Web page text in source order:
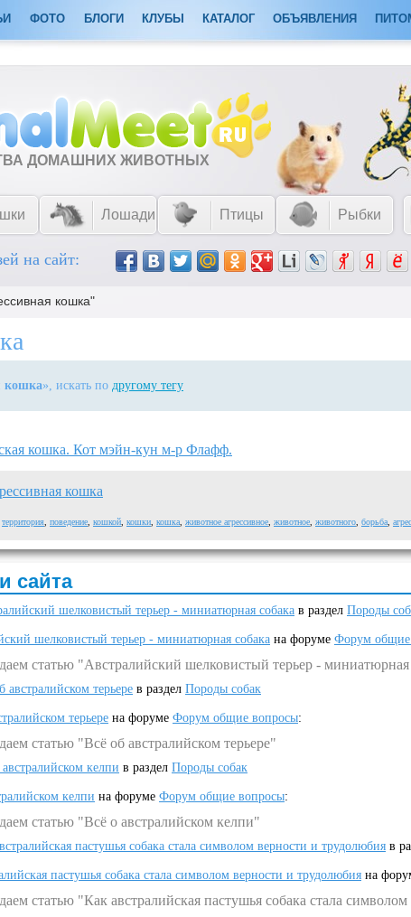
ФОТО БЛОГИ КЛУБЫ КАТАЛОГ ОБЪЯВЛЕНИЯ
ДОМАШНИХ ЖИВОТНЫХ
Лошади Птицы Рыбки
на сайт:
кошка"
кошка», искать по другому тегу
кошка. Кот мэйн-кун м-р Флафф.
кошка
территория поведение кошкой кошки кошка животное агрессивное животное животного борьба
сайта
шелковистый терьер - миниатюрная собака в раздел Породы
шелковистый терьер - миниатюрная собака на форуме Форум общие
статью "Австралийский шелковистый терьер - миниатюрная
австралийском терьере в раздел Породы собак
терьере на форуме Форум общие вопросы:
статью "Всё об австралийском терьере"
келпи в раздел Породы собак
келпи на форуме Форум общие вопросы:
статью "Всё о австралийском келпи"
пастушья собака стала символом верности и трудолюбия в
пастушья собака стала символом верности и трудолюбия на
статью "Как австралийская пастушья собака стала